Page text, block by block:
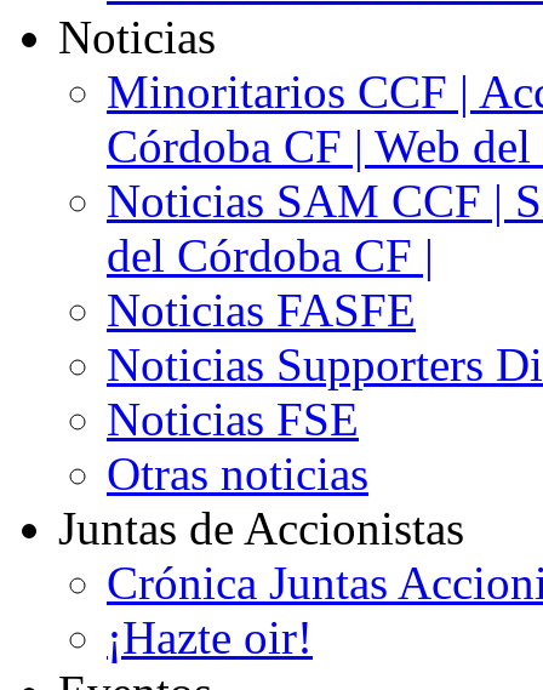
Noticias
Minoritarios CCF |
Córdoba CF | Web
Noticias SAM CCF |
del Córdoba CF |
Noticias FASFE
Noticias Supporters
Noticias FSE
Otras noticias
Juntas de Accionistas
Crónica Juntas
¡Hazte oir!